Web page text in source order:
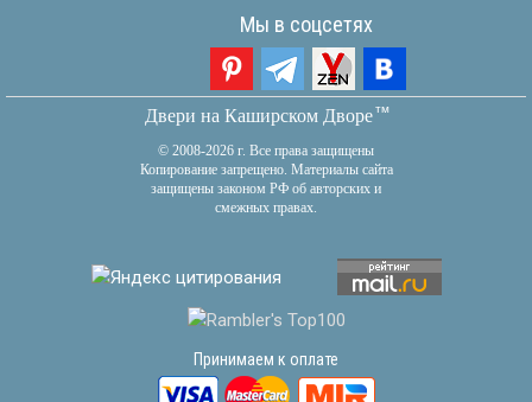
Мы в соцсетях
Двери на Каширском Дворетм
© 2008-2026 г. Все права защищены
Копирование запрещено. Материалы сайта
защищены законом РФ об авторских и
смежных правах.
Принимаем к оплате